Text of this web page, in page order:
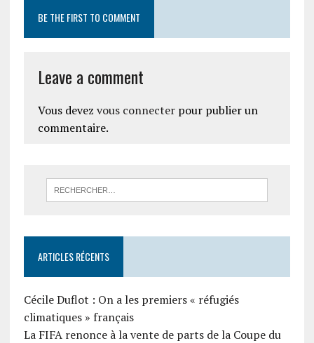
BE THE FIRST TO COMMENT
Leave a comment
Vous devez vous connecterpour publier un
commentaire.
ARTICLES RÉCENTS
Cécile Duflot : On a les premiers « réfugiés
climatiques » français
La FIFA renonce à la vente de parts de la Coupe du